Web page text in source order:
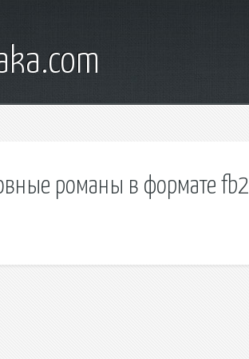
романы в формате fb2